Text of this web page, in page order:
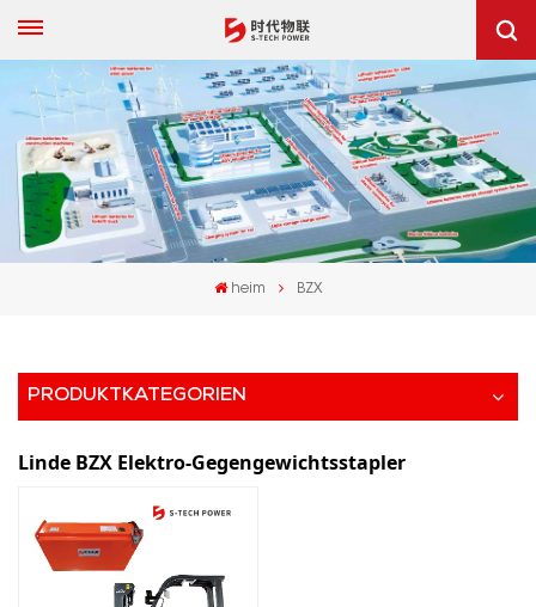
heim BZX
PRODUKTKATEGORIEN
Linde BZX Elektro-Gegengewichtsstapler